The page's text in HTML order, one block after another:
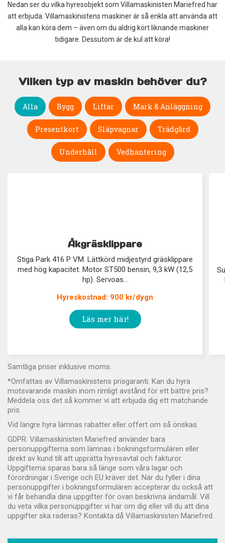
Nedan ser du vilka hyresobjekt som Villamaskinisten Mariefred har
att erbjuda. Villamaskinistens maskiner är så enkla att använda att
alla kan köra dem – även om du aldrig kört liknande maskiner
tidigare. Dessutom är de kul att köra!
Vilken typ av maskin behöver du?
Alla Bygg Liftar Mark & Anläggning
Presentkort Släpvagnar Trädgård
Underhåll Vedhantering
Åkgräsklippare
Stiga Park 416 P VM. Lättkörd midjestyrd gräsklippare
med hög kapacitet. Motor ST500 bensin, 9,3 kW (12,5
hp). Servoas...
Hyreskostnad: 900 kr/dygn
Läs mer här!
Samtliga priser inklusive moms.
*Omfattas av Villamaskinistens prisgaranti. Kan du hyra
motsvarande maskin inom rimligt avstånd för ett bättre pris?
Meddela oss det så kommer vi att erbjuda dig ett matchande
pris.
Vid längre hyra lämnas rabatter eller offert om så önskas.
GDPR: Villamaskinisten Mariefred använder bara
personuppgifterna som lämnas i bokningsformulären eller
direkt av kund till att upprätta hyresavtal och fakturor.
Uppgifterna sparas bara så länge som våra lagar och
förordningar i Sverige och EU kräver det. När du fyller i dina
personuppgifter i bokningsformulären accepterar du också att
vi får behandla dina uppgifter för ovan beskrivna ändamål. Vill
du veta vilka personuppgifter vi har om dig eller vill du att dina
uppgifter ska raderas? Kontakta då Villamaskinisten Mariefred.